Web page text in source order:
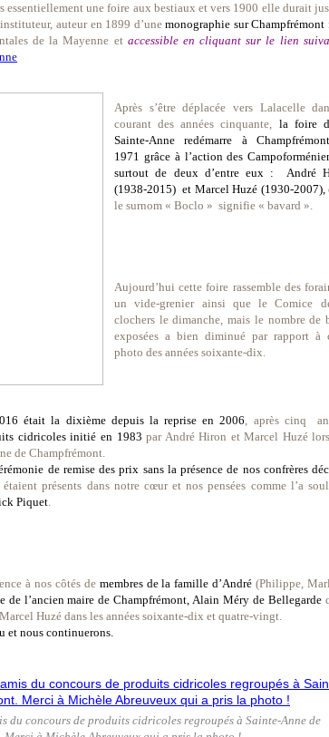
essentiellement une foire aux bestiaux et vers 1900 elle durait
auteur en 1899 d’unemonographie sur Champfrémont
de la Mayenne et accessible en cliquant sur le lien
Après s’être déplacée vers Lalacelle
courant des années cinquante, la foire
Sainte-Anne redémarre à
1971 grâce à l’action des
surtout de deux d’entre eux : André
(1938-2015) et Marcel Huzé (1930-2007),
le surnom « Boclo » signifie « bavard ».
Aujourd’hui cette foire rassemble des
un vide-grenier ainsi que le Comice
clochers le dimanche, mais le nombre de
exposées a bien diminué par rapport à
photo des années soixante-dix.
était la dixième depuis la reprise en 2006, après cinq
cidricoles initié en 1983 par André Hiron et Marcel Huzé
de Champfrémont.
de remise des prix sans la présence de nos confrères
présents dans notre cœur et nos pensées comme l’a
Piquet.
à nos côtés de membres de la famille d’André (Philippe,
de l’ancien maire de Champfrémont, Alain Méry de Bellegarde
Huzé dans les années soixante-dix et quatre-vingt.
et nous continuerons.
du concours de produits cidricoles regroupés à Sainte-Anne de